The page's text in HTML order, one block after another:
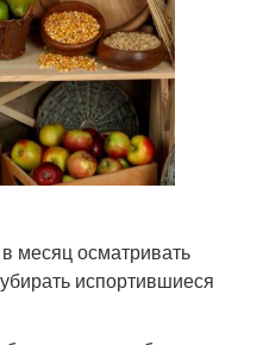
месяц осматривать
испортившиеся